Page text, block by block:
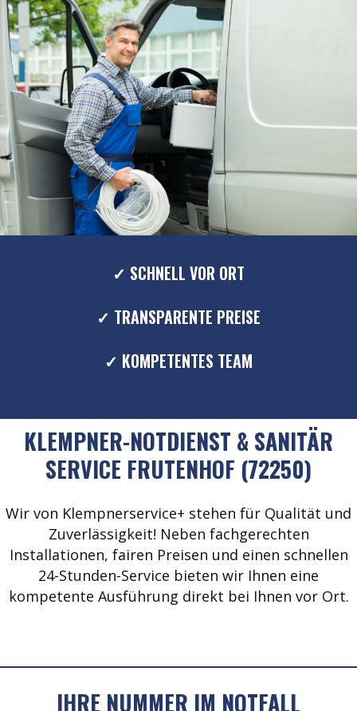
✓ SCHNELL VOR ORT
✓ TRANSPARENTE PREISE
✓ KOMPETENTES TEAM
KLEMPNER-NOTDIENST & SANITÄR
SERVICE FRUTENHOF (72250)
Wir von Klempnerservice+ stehen für Qualität und
Zuverlässigkeit! Neben fachgerechten
Installationen, fairen Preisen und einen schnellen
24-Stunden-Service bieten wir Ihnen eine
kompetente Ausführung direkt bei Ihnen vor Ort.
IHRE NUMMER IM NOTFALL